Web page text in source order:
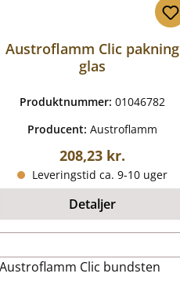
Austroflamm Clic pakning
glas
Produktnummer:01046782
Producent:Austroflamm
Almindelig pris:
208,23 kr.
Leveringstid ca. 9-10 uger
Detaljer